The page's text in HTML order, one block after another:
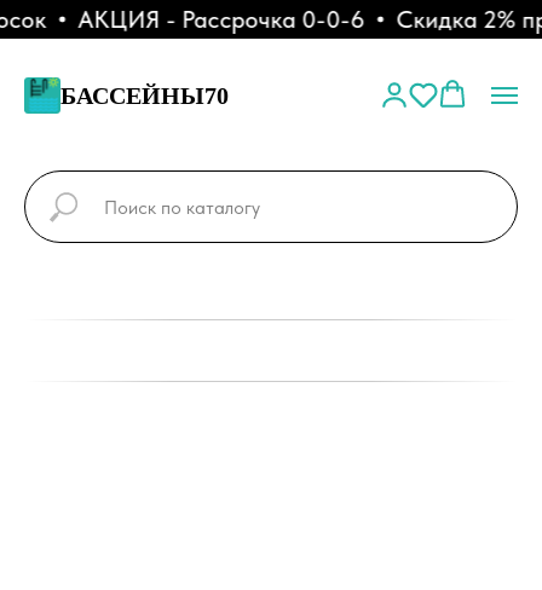
АКЦИЯ - Рассрочка 0-0-6 Скидка 2%
БАССЕЙНЫ70